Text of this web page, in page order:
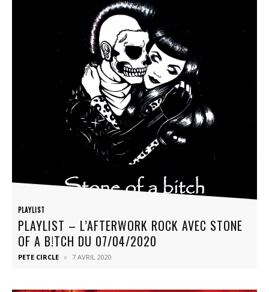
PLAYLIST
PLAYLIST – L’AFTERWORK ROCK AVEC STONE
OF A B!TCH DU 07/04/2020
PETE CIRCLE 7 AVRIL 2020